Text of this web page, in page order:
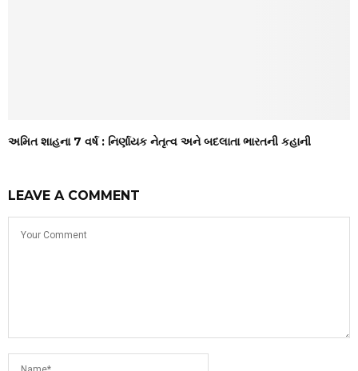
અમિત શાહના 7 વર્ષ : નિર્ણાયક નેતૃત્વ અને બદલાતા ભારતની કહાની
LEAVE A COMMENT